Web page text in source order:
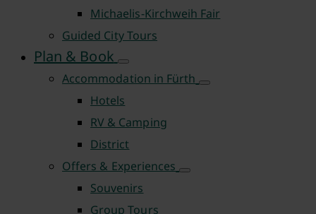
Michaelis-Kirchweih Fair
Guided City Tours
Plan & Book
Accommodation in Fürth
Hotels
RV & Camping
District
Offers & Experiences
Souvenirs
Group Tours